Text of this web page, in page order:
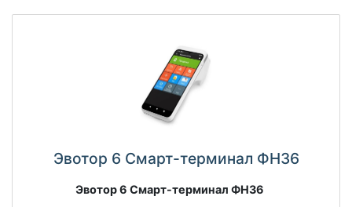
Эвотор 6 Смарт-терминал ФН36
Эвотор 6 Смарт-терминал ФН36